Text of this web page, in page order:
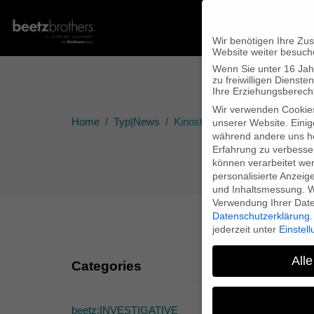
Home Typ|News Kinostart “Empire Me”
Categories
beetz:INVESTIGATIVE
Wir benötigen Ihre
Website weiter
Wenn Sie unter 16
zu freiwilligen
Ihre
Wir verwenden
unserer Website.
während andere uns
Erfahrung zu
können verarbeitet
personalisierte
und Inhaltsmessung.
Verwendung Ihrer
Datenschutzerklärung
jederzeit unter